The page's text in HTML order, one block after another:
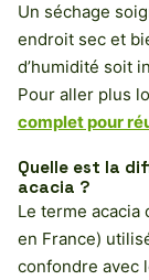
Un séchage
endroit sec et
d’humidité soit
Pour aller plus
complet pour
Quelle est la
acacia ?
Le terme
en France)
confondre avec